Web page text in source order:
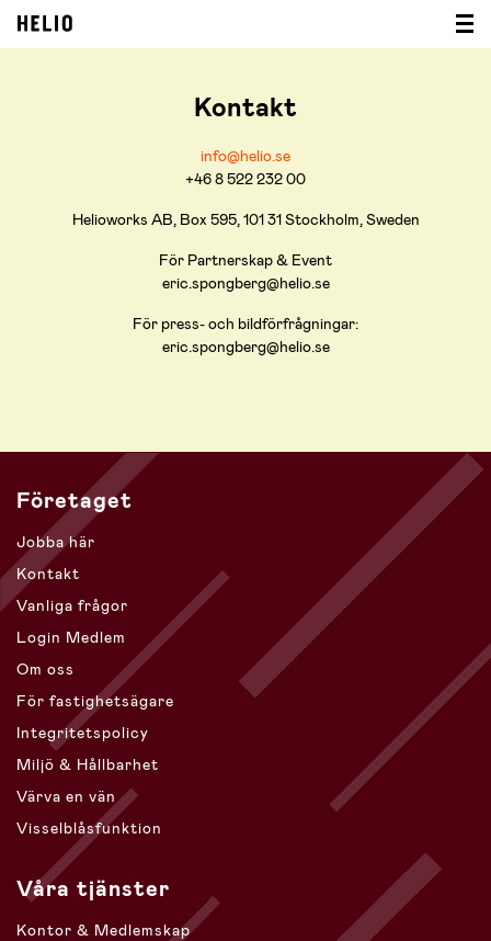
Kontakt
info@helio.se
+46 8 522 232 00
Helioworks AB, Box 595, 101 31 Stockholm, Sweden
För Partnerskap & Event
eric.spongberg@helio.se
För press- och bildförfrågningar:
eric.spongberg@helio.se
Företaget
Jobba här
Kontakt
Vanliga frågor
Login Medlem
Om oss
För fastighetsägare
Integritetspolicy
Miljö & Hållbarhet
Värva en vän
Visselblåsfunktion
Våra tjänster
Kontor & Medlemskap